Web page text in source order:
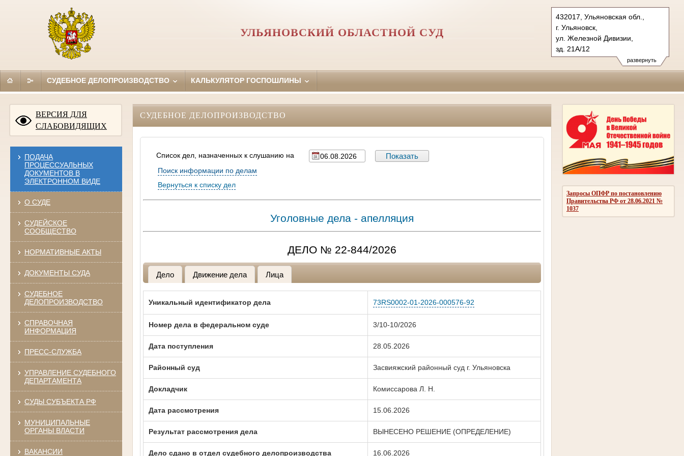
развернуть
432017, Ульяновская обл.,
г. Ульяновск,
ул. Железной Дивизии,
зд. 21А/12
Тел.: (8422)331398
priem@uloblsud.ru
УЛЬЯНОВСКИЙ ОБЛАСТНОЙ СУД
СУДЕБНОЕ ДЕЛОПРОИЗВОДСТВО КАЛЬКУЛЯТОР ГОСПОШЛИНЫ
ВЕРСИЯ ДЛЯ
СЛАБОВИДЯЩИХ
ПОДАЧА
ПРОЦЕССУАЛЬНЫХ
ДОКУМЕНТОВ В
ЭЛЕКТРОННОМ ВИДЕ
О СУДЕ
СУДЕЙСКОЕ
СООБЩЕСТВО
НОРМАТИВНЫЕ АКТЫ
ДОКУМЕНТЫ СУДА
СУДЕБНОЕ
ДЕЛОПРОИЗВОДСТВО
СПРАВОЧНАЯ
ИНФОРМАЦИЯ
ПРЕСС-СЛУЖБА
УПРАВЛЕНИЕ СУДЕБНОГО
ДЕПАРТАМЕНТА
СУДЫ СУБЪЕКТА РФ
МУНИЦИПАЛЬНЫЕ
ОРГАНЫ ВЛАСТИ
ВАКАНСИИ
Запросы ОПФР по постановлению
Правительства РФ от 28.06.2021 №
1037
СУДЕБНОЕ ДЕЛОПРОИЗВОДСТВО
Список дел, назначенных к слушанию на
Поиск информации по делам
Вернуться к списку дел
Уголовные дела - апелляция
ДЕЛО № 22-844/2026
Дело Движение дела Лица
Уникальный идентификатор дела 73RS0002-01-2026-000576-92
Номер дела в федеральном суде 3/10-10/2026
Дата поступления 28.05.2026
Районный суд Засвияжский районный суд г. Ульяновска
Докладчик Комиссарова Л. Н.
Дата рассмотрения 15.06.2026
Результат рассмотрения дела ВЫНЕСЕНО РЕШЕНИЕ (ОПРЕДЕЛЕНИЕ)
Дело сдано в отдел судебного делопроизводства 16.06.2026